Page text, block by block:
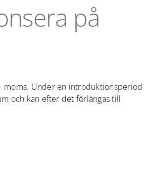
på
moms. Under en introduktionsperiod
och kan efter det förlängas till